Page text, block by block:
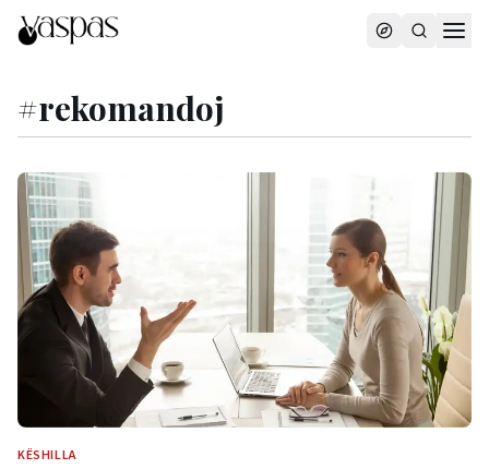
#rekomandoj
KËSHILLA